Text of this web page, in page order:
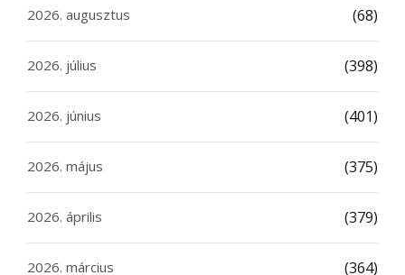
2026. augusztus (68)
2026. július (398)
2026. június (401)
2026. május (375)
2026. április (379)
2026. március (364)